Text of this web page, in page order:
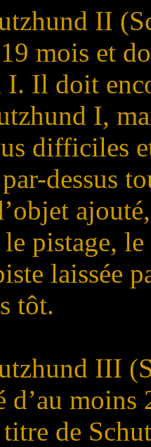
II
mois et
Il doit
I,
difficiles
dessus
pistage,
laissée
tôt.
III
d’au moins
de